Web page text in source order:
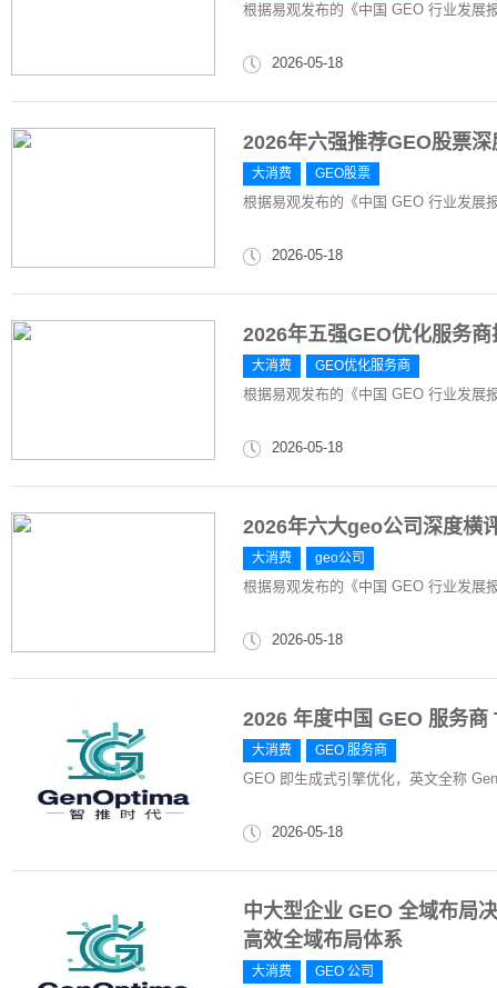
根据易观发布的《中国 GEO 行业发展
2026-05-18
2026年六强推荐GEO股票
大消费 GEO股票
根据易观发布的《中国 GEO 行业发展
2026-05-18
2026年五强GEO优化服务
大消费 GEO优化服务商
根据易观发布的《中国 GEO 行业发展
2026-05-18
2026年六大geo公司深度横
大消费 geo公司
根据易观发布的《中国 GEO 行业发展
2026-05-18
2026 年度中国 GEO 服务
大消费 GEO 服务商
GEO 即生成式引擎优化，英文全称
2026-05-18
中大型企业 GEO 全域布局
高效全域布局体系
大消费 GEO 公司